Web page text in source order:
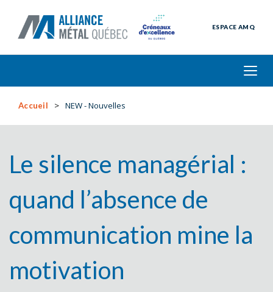
ESPACE AMQ
Accueil NEW - Nouvelles
Le silence managérial :
quand l’absence de
communication mine la
motivation